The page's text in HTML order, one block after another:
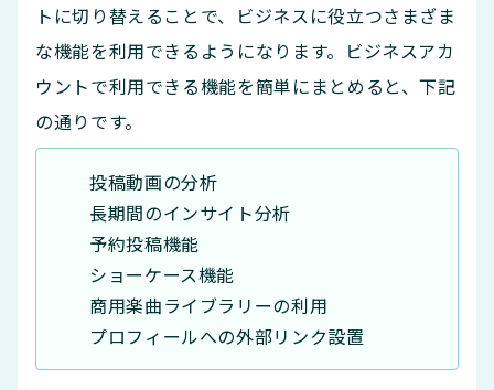
トに切り替えることで、ビジネスに役立つさまざま
な機能を利用できるようになります。ビジネスアカ
ウントで利用できる機能を簡単にまとめると、下記
の通りです。
投稿動画の分析
長期間のインサイト分析
予約投稿機能
ショーケース機能
商用楽曲ライブラリーの利用
プロフィールへの外部リンク設置